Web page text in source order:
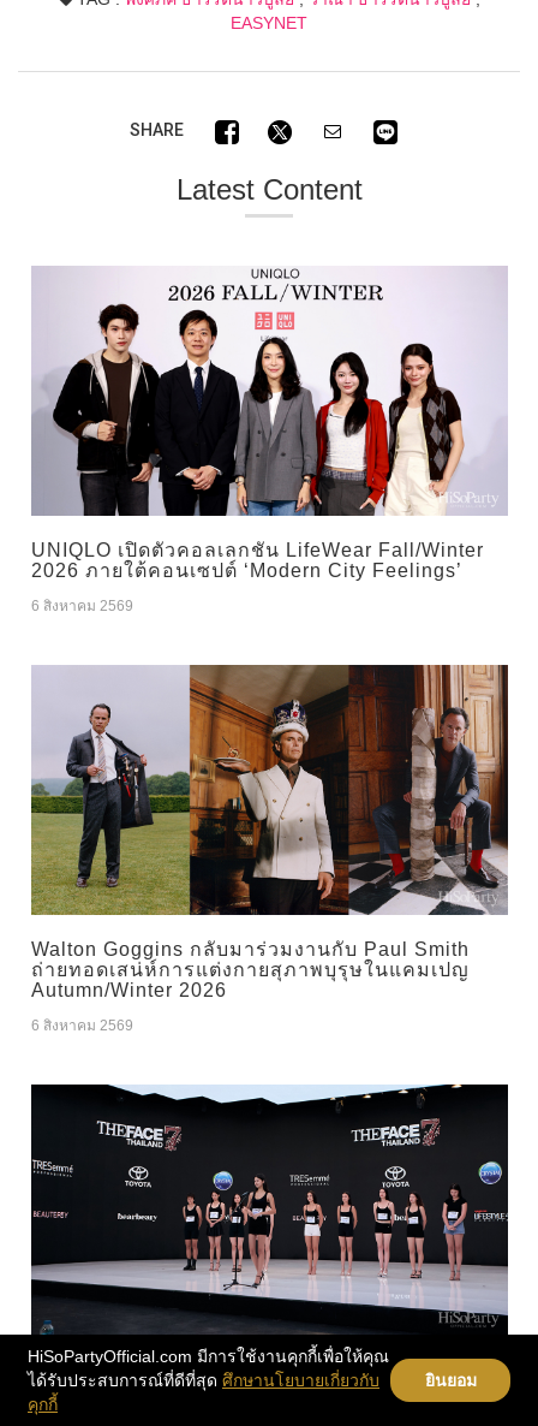
EASYNET
SHARE
Latest Content
UNIQLO เปิดตัวคอลเลกชัน LifeWear Fall/Winter
2026 ภายใต้คอนเซปต์ ‘Modern City Feelings’
6 สิงหาคม 2569
Walton Goggins กลับมาร่วมงานกับ Paul Smith
ถ่ายทอดเสน่ห์การแต่งกายสุภาพบุรุษในแคมเปญ
Autumn/Winter 2026
6 สิงหาคม 2569
The Face Thailand Season 7 เปิดฉากออดิชัน 100
ผู้ผ่านเข้ารอบแรก ลุ้นชิงโอกาสสู่การแข่งขันซีซั่น
ใหม่
HiSoPartyOfficial.com มีการใช้งานคุกกี้เพื่อให้คุณ
ได้รับประสบการณ์ที่ดีที่สุด ศึกษานโยบายเกี่ยวกับ
คุกกี้
ยินยอม